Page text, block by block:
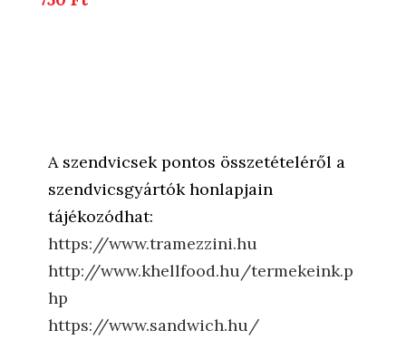
A szendvicsek pontos összetételéről a
szendvicsgyártók honlapjain
tájékozódhat:
https://www.tramezzini.hu
http://www.khellfood.hu/termekeink.p
hp
https://www.sandwich.hu/